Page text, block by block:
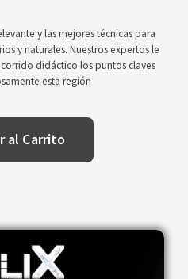
y las mejores técnicas para
y naturales. Nuestros expertos le
didáctico los puntos claves
esta región
al Carrito